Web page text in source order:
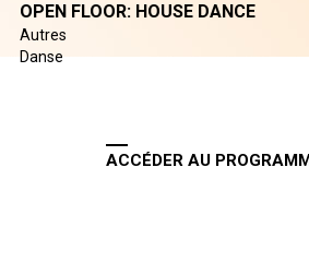
OPEN FLOOR: HOUSE DANCE
Autres
Danse
ACCÉDER AU